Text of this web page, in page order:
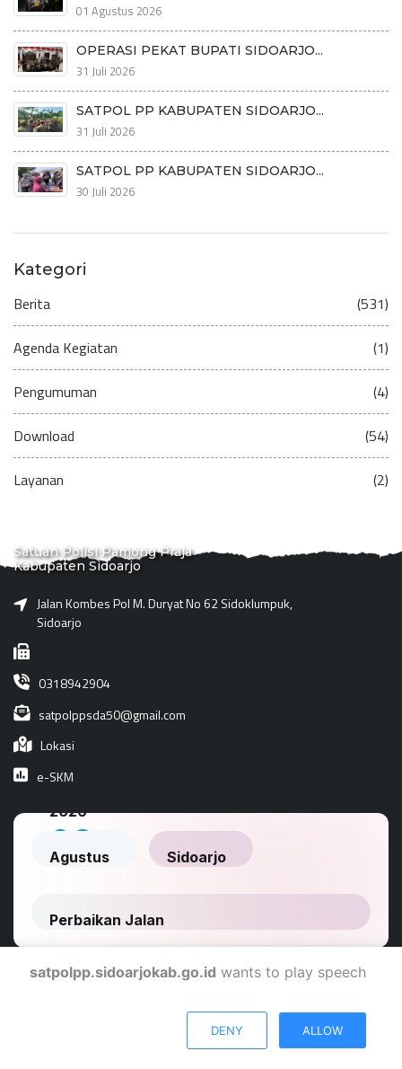
01 Agustus 2026
OPERASI PEKAT BUPATI SIDOARJO...
31 Juli 2026
SATPOL PP KABUPATEN SIDOARJO...
31 Juli 2026
SATPOL PP KABUPATEN SIDOARJO...
30 Juli 2026
Kategori
Berita (531)
Agenda Kegiatan (1)
Pengumuman (4)
Download (54)
Layanan (2)
Satuan Polisi Pamong Praja
Kabupaten Sidoarjo
Jalan Kombes Pol M. Duryat No 62 Sidoklumpuk,
Sidoarjo
0318942904
satpolppsda50@gmail.com
Lokasi
e-SKM
Dinas Komunikasi Dan Informatika Kabupaten Sidoarjo
© 2024
satpolpp.sidoarjokab.go.id wants to play speech
DENY ALLOW